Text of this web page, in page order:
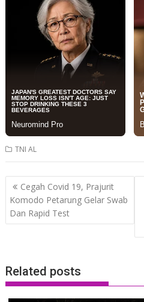
TNI AL
Post
navigation
Cegah Covid 19, Prajurit
Komodo Petarung Gelar Swab
Dan Rapid Test
Related posts